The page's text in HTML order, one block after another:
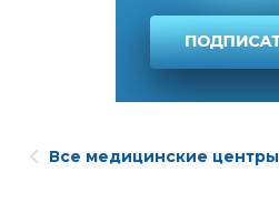
Все медицинские центры